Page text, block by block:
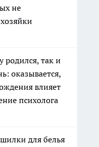
не
родился, так и
оказывается,
влияет
психолога
для белья